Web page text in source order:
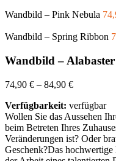
Wandbild – Pink Nebula
Wandbild – Spring Ribbon
Wandbild –
74,90 € – 84,90 €
Verfügbarkeit: verfügbar
Wollen Sie das Aussehen
beim Betreten Ihres
Veränderungen ist? Oder
Geschenk?Das